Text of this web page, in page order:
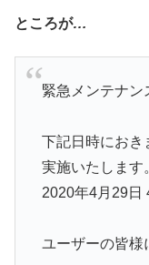
ところが…
緊急メンテナン
下記日時におき
実施いたします
2020年4月29日
ユーザーの皆様